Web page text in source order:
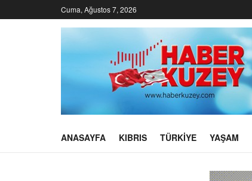
Cuma, Ağustos 7, 2026
ANASAYFA KIBRIS TÜRKIYE YAŞAM